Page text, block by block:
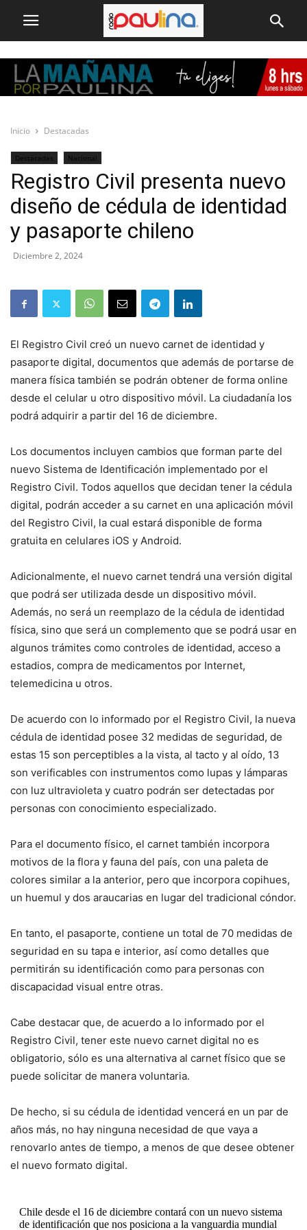
Inicio Destacadas
Destacadas Nacional
Registro Civil presenta nuevo
diseño de cédula de identidad
y pasaporte chileno
Diciembre 2, 2024
El Registro Civil creó un nuevo carnet de identidad y
pasaporte digital, documentos que además de portarse de
manera física también se podrán obtener de forma online
desde el celular u otro dispositivo móvil. La ciudadanía los
podrá adquirir a partir del 16 de diciembre.
Los documentos incluyen cambios que forman parte del
nuevo Sistema de Identificación implementado por el
Registro Civil. Todos aquellos que decidan tener la cédula
digital, podrán acceder a su carnet en una aplicación móvil
del Registro Civil, la cual estará disponible de forma
gratuita en celulares iOS y Android.
Adicionalmente, el nuevo carnet tendrá una versión digital
que podrá ser utilizada desde un dispositivo móvil.
Además, no será un reemplazo de la cédula de identidad
física, sino que será un complemento que se podrá usar en
algunos trámites como controles de identidad, acceso a
estadios, compra de medicamentos por Internet,
telemedicina u otros.
De acuerdo con lo informado por el Registro Civil, la nueva
cédula de identidad posee 32 medidas de seguridad, de
estas 15 son perceptibles a la vista, al tacto y al oído, 13
son verificables con instrumentos como lupas y lámparas
con luz ultravioleta y cuatro podrán ser detectadas por
personas con conocimiento especializado.
Para el documento físico, el carnet también incorpora
motivos de la flora y fauna del país, con una paleta de
colores similar a la anterior, pero que incorpora copihues,
un huemul y dos araucarias en lugar del tradicional cóndor.
En tanto, el pasaporte, contiene un total de 70 medidas de
seguridad en su tapa e interior, así como detalles que
permitirán su identificación como para personas con
discapacidad visual entre otras.
Cabe destacar que, de acuerdo a lo informado por el
Registro Civil, tener este nuevo carnet digital no es
obligatorio, sólo es una alternativa al carnet físico que se
puede solicitar de manera voluntaria.
De hecho, si su cédula de identidad vencerá en un par de
años más, no hay ninguna necesidad de que vaya a
renovarlo antes de tiempo, a menos de que desee obtener
el nuevo formato digital.
Chile desde el 16 de diciembre contará con un nuevo sistema
de identificación que nos posiciona a la vanguardia mundial